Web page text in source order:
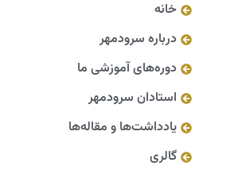
خانه
درباره سرودمهر
دوره‌های آموزشی ما
استادان سرودمهر
یادداشت‌ها و مقاله‌ها
گالری